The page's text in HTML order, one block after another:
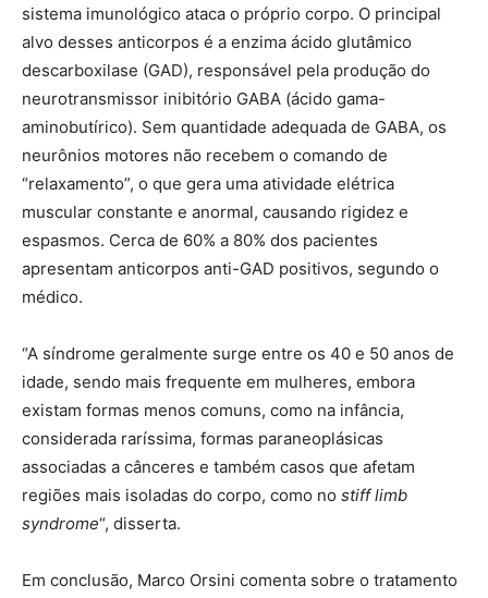
sistema imunológico ataca o próprio corpo. O principal
alvo desses anticorpos é a enzima ácido glutâmico
descarboxilase (GAD), responsável pela produção do
neurotransmissor inibitório GABA (ácido gama-
aminobutírico). Sem quantidade adequada de GABA, os
neurônios motores não recebem o comando de
“relaxamento”, o que gera uma atividade elétrica
muscular constante e anormal, causando rigidez e
espasmos. Cerca de 60% a 80% dos pacientes
apresentam anticorpos anti-GAD positivos, segundo o
médico.
“A síndrome geralmente surge entre os 40 e 50 anos de
idade, sendo mais frequente em mulheres, embora
existam formas menos comuns, como na infância,
considerada raríssima, formas paraneoplásicas
associadas a cânceres e também casos que afetam
regiões mais isoladas do corpo, como no stiff limb
syndrome“, disserta.
Em conclusão, Marco Orsini comenta sobre o tratamento